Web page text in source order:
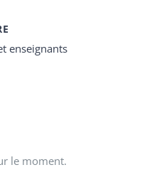
enseignants
le moment.